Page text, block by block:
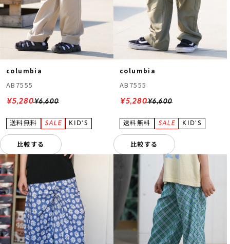
columbia
AB7555
¥6,600
¥5,280
比較する
columbia
AB7555
¥6,600
¥5,280
比較する